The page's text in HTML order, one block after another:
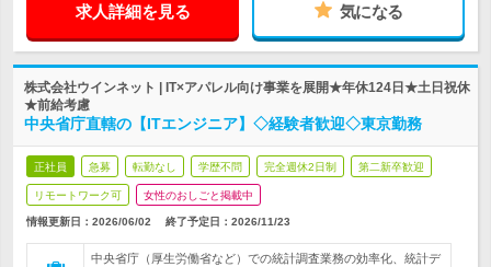
求人詳細を見る 気になる
株式会社ウインネット | IT×アパレル向け事業を展開★年休124日★土日祝休
★前給考慮
中央省庁直轄の【ITエンジニア】◇経験者歓迎◇東京勤務
正社員 急募 転勤なし 学歴不問 完全週休2日制 第二新卒歓迎
リモートワーク可 女性のおしごと掲載中
情報更新日：2026/06/02 終了予定日： 2026/11/23
中央省庁（厚生労働省など）での統計調査業務の効率化、統計デ